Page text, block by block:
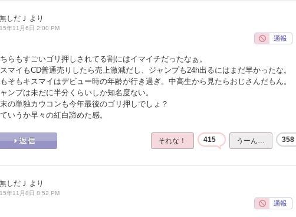
しだＪ より
年11月6日 2:00 PM
らもすごいゴリ押しされてる割にはイマイチだったなぁ。
マイもCD普通売りしたら売上激減だし、ジャンプも24h出るにはまだ早かったな。
そもキスマイはデビュー時の年齢が行き過ぎ。中高生から見たらおじさんだもん。
ンプは未だに半分くらいしか知名度ない。
の単独カウコンも今年最後のゴリ押しでしょ？
いうか早々の紅白諦めた感。
それな！ 415 うーん… 358
しだＪ より
年11月8日 8:52 PM